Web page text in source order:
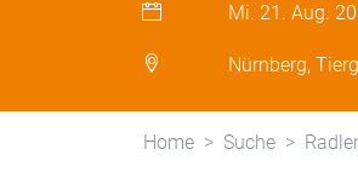
Mi. 21. Aug.
Nürnberg,
Home Suche